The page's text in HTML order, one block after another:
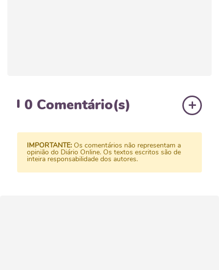
0 Comentário(s)
IMPORTANTE: Os comentários não representam a
opinião do Diário Online. Os textos escritos são de
inteira responsabilidade dos autores.